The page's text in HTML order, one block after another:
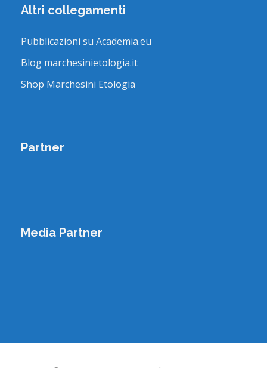
Altri collegamenti
Pubblicazioni su Academia.eu
Blog marchesinietologia.it
Shop Marchesini Etologia
Partner
Media Partner